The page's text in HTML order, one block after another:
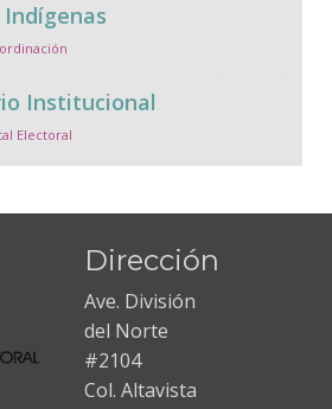
Indígenas
Institucional
Electoral
Dirección
Ave. División
del Norte
#2104
Col. Altavista